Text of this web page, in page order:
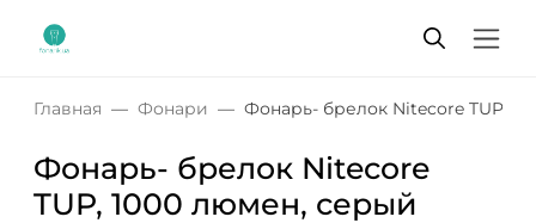
Главная Фонари Фонарь- брелок Nitecore TUP,
Фонарь- брелок Nitecore
TUP, 1000 люмен, серый